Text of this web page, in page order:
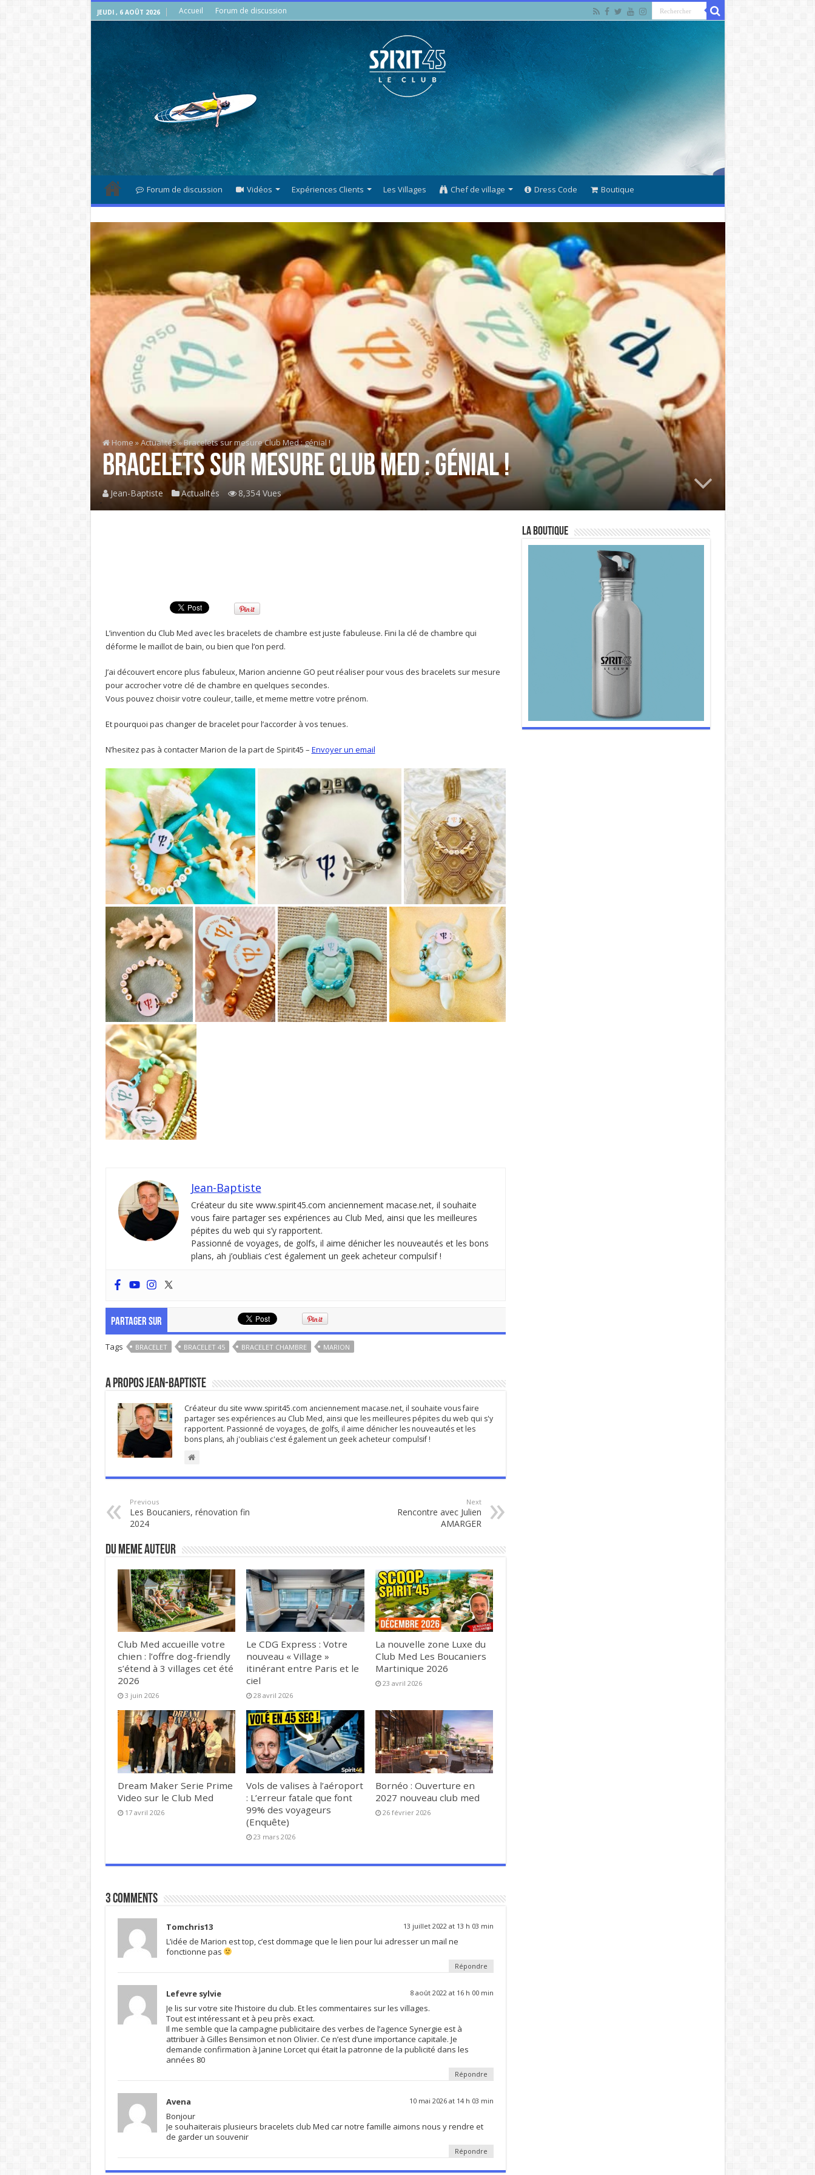
JEUDI , 6 AOÛT 2026 Accueil Forum de discussion
Forum de discussion Vidéos Expériences Clients Les Villages Chef de village Dress Code Boutique
Home »Actualités»Bracelets sur mesure Club Med : génial !
Bracelets sur mesure Club Med : génial !
Jean-Baptiste Actualités 8,354 Vues
L’invention du Club Med avec les bracelets de chambre est juste fabuleuse. Fini la clé de chambre qui
déforme le maillot de bain, ou bien que l’on perd.
J’ai découvert encore plus fabuleux, Marion ancienne GO peut réaliser pour vous des bracelets sur mesure
pour accrocher votre clé de chambre en quelques secondes.
Vous pouvez choisir votre couleur, taille, et meme mettre votre prénom.
Et pourquoi pas changer de bracelet pour l’accorder à vos tenues.
N’hesitez pas à contacter Marion de la part de Spirit45 – Envoyer un email
Jean-Baptiste
Créateur du site www.spirit45.com anciennement macase.net, il souhaite
vous faire partager ses expériences au Club Med, ainsi que les meilleures
pépites du web qui s’y rapportent.
Passionné de voyages, de golfs, il aime dénicher les nouveautés et les bons
plans, ah j’oubliais c’est également un geek acheteur compulsif !
PARTAGER SUR
Tags BRACELET BRACELET 45 BRACELET CHAMBRE MARION
A propos Jean-Baptiste
Créateur du site www.spirit45.com anciennement macase.net, il souhaite vous faire
partager ses expériences au Club Med, ainsi que les meilleures pépites du web qui s'y
rapportent. Passionné de voyages, de golfs, il aime dénicher les nouveautés et les
bons plans, ah j'oubliais c'est également un geek acheteur compulsif !
Previous
Les Boucaniers, rénovation fin
2024
Next
Rencontre avec Julien
AMARGER
DU MEME AUTEUR
Club Med accueille votre
chien : l’offre dog-friendly
s’étend à 3 villages cet été
2026
3 juin 2026
Le CDG Express : Votre
nouveau « Village »
itinérant entre Paris et le
ciel
28 avril 2026
La nouvelle zone Luxe du
Club Med Les Boucaniers
Martinique 2026
23 avril 2026
Dream Maker Serie Prime
Video sur le Club Med
17 avril 2026
Vols de valises à l’aéroport
: L’erreur fatale que font
99% des voyageurs
(Enquête)
23 mars 2026
Bornéo : Ouverture en
2027 nouveau club med
26 février 2026
3 comments
Tomchris13 13 juillet 2022 at 13 h 03 min
L’idée de Marion est top, c’est dommage que le lien pour lui adresser un mail ne
fonctionne pas
Répondre
Lefevre sylvie 8 août 2022 at 16 h 00 min
Je lis sur votre site l’histoire du club. Et les commentaires sur les villages.
Tout est intéressant et à peu près exact.
Il me semble que la campagne publicitaire des verbes de l’agence Synergie est à
attribuer à Gilles Bensimon et non Olivier. Ce n’est d’une importance capitale. Je
demande confirmation à Janine Lorcet qui était la patronne de la publicité dans les
années 80
Répondre
Avena 10 mai 2026 at 14 h 03 min
Bonjour
Je souhaiterais plusieurs bracelets club Med car notre famille aimons nous y rendre et
de garder un souvenir
Répondre
La Boutique